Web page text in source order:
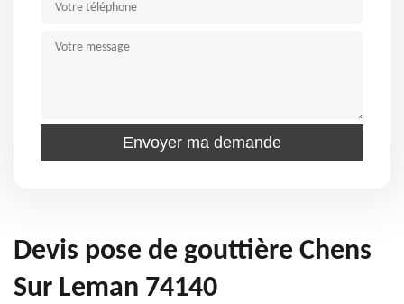
Devis pose de gouttière Chens
Sur Leman 74140